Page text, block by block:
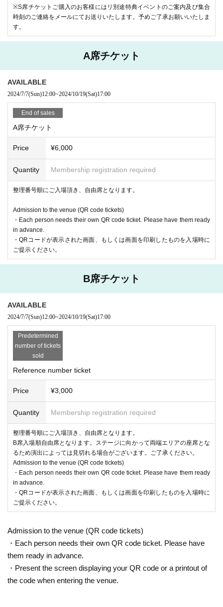
・当日窓口にて簡易問診させていただく場合がございます。問診の内容
によってはご入場をお断りする場合があります
・会場判断で転換中を含む、必要換気等を行わせていただきます
・物販販売を含む、公演内容は社会状況により形式の変更がある場合が
ございます。
その他状況判断によりスタッフによる安全確保のためのご案内、誘導等
※S席チケットご購入のお客様にはリ別途特典イベントのご案内及び集合
時刻のご連絡をメールにてお送りいたします。予めご了承お願いいたしま
す。
A席チケット
AVAILABLE
2024/7/7(Sun)12:00~2024/10/19(Sat)17:00
End of sales
A席チケット
Price ¥6,000
Quantity Membership registration required
整理番号順にご入場頂き、自由席となります。
Admission to the venue (QR code tickets)
・Each person needs their own QR code ticket. Please have them ready
in advance.
・QRコードが表示された画面、もしくは画面を印刷したものを入場時に
ご提示ください。
B席チケット
AVAILABLE
2024/7/7(Sun)12:00~2024/10/19(Sat)17:00
Predetermined
number of tickets
sold
Reference number ticket
Price ¥3,000
Quantity Membership registration required
整理番号順にご入場頂き、自由席となります。
B席入場順自由席となります。ステージに向かって両端エリアの座席とな
るため演出によっては見切れる場合がございます。ご了承ください。
Admission to the venue (QR code tickets)
・Each person needs their own QR code ticket. Please have them ready
in advance.
・QRコードが表示された画面、もしくは画面を印刷したものを入場時に
ご提示ください。
Admission to the venue (QR code tickets)
・Each person needs their own QR code ticket. Please have
them ready in advance.
・Present the screen displaying your QR code or a printout of
the code when entering the venue.